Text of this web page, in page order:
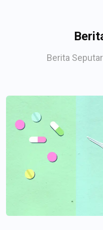
Berita